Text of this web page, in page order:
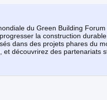
du Green Building
la construction
dans des projets phares du
découvrirez des partenariats